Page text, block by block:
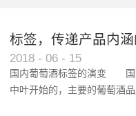
标签，传递产品内
2018 - 06 - 15
国内葡萄酒标签的演变 国
中叶开始的，主要的葡萄酒